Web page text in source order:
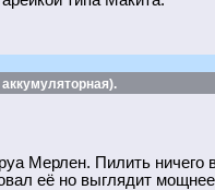
Мерлен. Пилить
её но выглядит